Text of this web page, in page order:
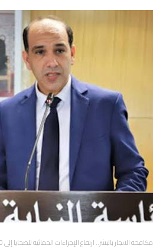
مكافحة الاتجار بالبشر.. ارتفاع الإجراءات الحمائية للضحايا إلى 400 حالة سنة 2025